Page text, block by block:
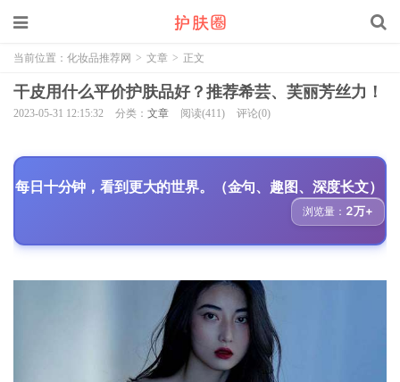
当前位置： 化妆品推荐网 > 文章 > 正文
干皮用什么平价护肤品好？推荐希芸、芙丽芳丝力！
2023-05-31 12:15:32 分类： 文章 阅读(411) 评论(0)
每日十分钟，看到更大的世界。（金句、趣图、深度长文）
浏览量： 2万+